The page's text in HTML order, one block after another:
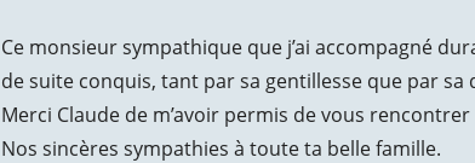
Ce monsieur sympathique que j’ai accompagné
de suite conquis, tant par sa gentillesse que par sa
Merci Claude de m’avoir permis de vous rencontrer
Nos sincères sympathies à toute ta belle famille.